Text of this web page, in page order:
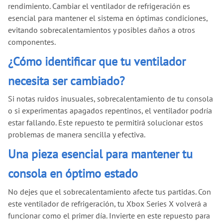
rendimiento. Cambiar el ventilador de refrigeración es
esencial para mantener el sistema en óptimas condiciones,
evitando sobrecalentamientos y posibles daños a otros
componentes.
¿Cómo identificar que tu ventilador
necesita ser cambiado?
Si notas ruidos inusuales, sobrecalentamiento de tu consola
o si experimentas apagados repentinos, el ventilador podría
estar fallando. Este repuesto te permitirá solucionar estos
problemas de manera sencilla y efectiva.
Una pieza esencial para mantener tu
consola en óptimo estado
No dejes que el sobrecalentamiento afecte tus partidas. Con
este ventilador de refrigeración, tu Xbox Series X volverá a
funcionar como el primer día. Invierte en este repuesto para